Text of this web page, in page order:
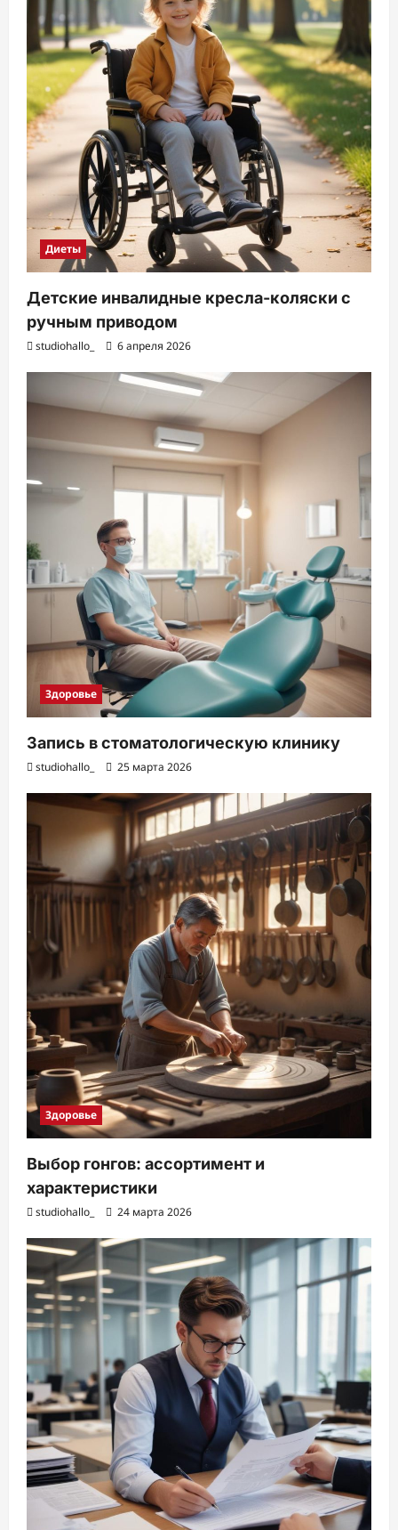
Диеты
Детские инвалидные кресла-коляски с
ручным приводом
studiohallo_ 6 апреля 2026
Здоровье
Запись в стоматологическую клинику
studiohallo_ 25 марта 2026
Здоровье
Выбор гонгов: ассортимент и
характеристики
studiohallo_ 24 марта 2026